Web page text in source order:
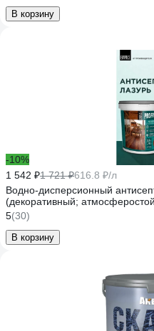
В корзину
-10%
1 542 ₽1 721 ₽616.8 ₽/л
Водно-дисперсионный
(декоративный;
5(30)
В корзину